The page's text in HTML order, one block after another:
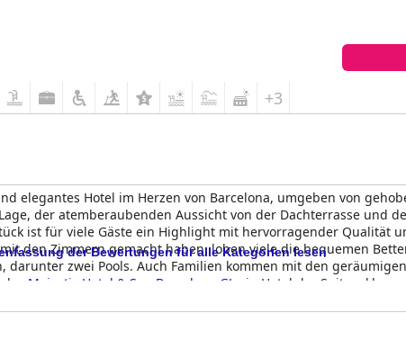
+3
elegantes Hotel im Herzen von Barcelona, umgeben von
der atemberaubenden Aussicht von der Dachterrasse und
ist für viele Gäste ein Highlight mit hervorragender Qualität
den Zimmern gemacht haben, loben viele die bequemen
zwei Pools. Auch Familien kommen mit den
Majestic Hotel & Spa Barcelona GL
ein Hotel der
der Bewertungen für alle Kategorien lesen